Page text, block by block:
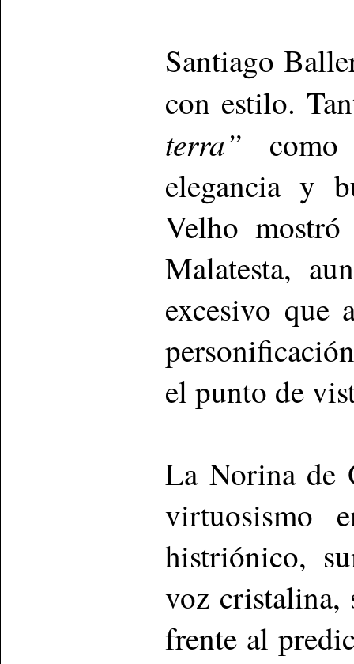
Santiago
con estilo.
terra”
elegancia y
Velho
Malatesta,
excesivo que
el punto de
La Norina de
virtuosismo
histriónico,
voz cristalina,
frente al